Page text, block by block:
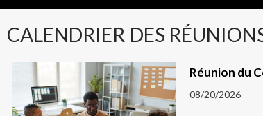
CALENDRIER DES
Réunion du
08/20/2026